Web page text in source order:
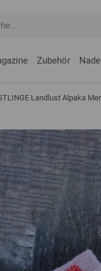
Zubehör
Landlust Alpaka